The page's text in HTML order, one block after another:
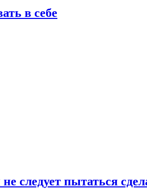
в себе
следует пытаться